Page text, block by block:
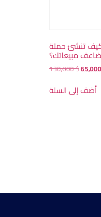
كيف تنشئ حملة
مبيعاتك؟
130,000$
أضف إلى السلة